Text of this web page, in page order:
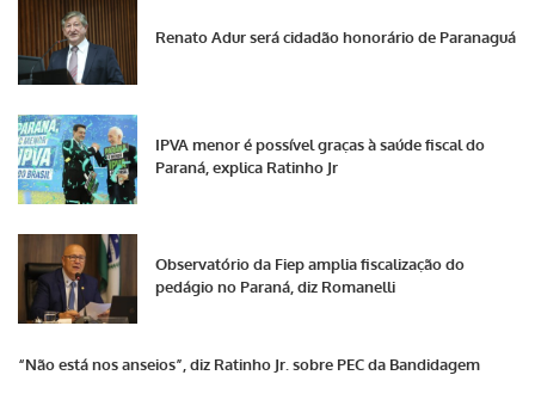
Renato Adur será cidadão honorário de Paranaguá
IPVA menor é possível graças à saúde fiscal do
Paraná, explica Ratinho Jr
Observatório da Fiep amplia fiscalização do
pedágio no Paraná, diz Romanelli
“Não está nos anseios”, diz Ratinho Jr. sobre PEC da Bandidagem